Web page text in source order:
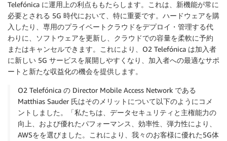
Telefónica に運用上の利点ももたらします。これは、新機能が常に
必要とされる 5G 時代において、特に重要です。ハードウェアを購
入したり、専用のプライベートクラウドをデプロイ・管理する代
わりに、ソフトウェアを更新し、クラウドでの容量を柔軟に予約
またはキャンセルできます。これにより、O2 Telefónica は加入者
に新しい 5G サービスを展開しやすくなり、加入者への最適なサポ
ートと新たな収益化の機会を提供します。
O2 Telefónica の Director Mobile Access Network である
Matthias Sauder 氏はそのメリットについて以下のようにコメ
ントしました。「私たちは、データセキュリティと主権能力の
向上、および優れたパフォーマンス、効率性、弾力性により、
AWSをを選びました。これにより、我々のお客様に優れた5G体